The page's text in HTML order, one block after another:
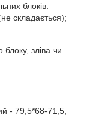
блоків:
складається);
зліва чи
- 79,5*68-71,5;